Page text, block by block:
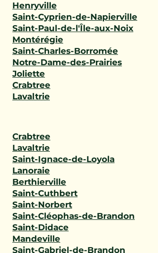
Henryville
Saint-Cyprien-de-Napierville
Saint-Paul-de-l'Île-aux-Noix
Montérégie
Saint-Charles-Borromée
Notre-Dame-des-Prairies
Joliette
Crabtree
Lavaltrie
Crabtree
Lavaltrie
Saint-Ignace-de-Loyola
Lanoraie
Berthierville
Saint-Cuthbert
Saint-Norbert
Saint-Cléophas-de-Brandon
Saint-Didace
Mandeville
Saint-Gabriel-de-Brandon